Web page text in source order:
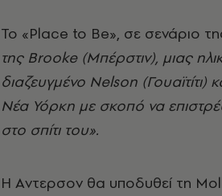
Το «Place to Be», σε σενάριο
της Brooke (Μπέρστιν), μιας
διαζευγμένο Nelson
Νέα Υόρκη με σκοπό να
στο σπίτι του».
Η Aντερσον θα υποδυθεί τη